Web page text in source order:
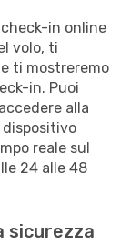
in online
volo, ti
ti mostreremo
in. Puoi
alla
reale sul
24 alle 48
sicurezza